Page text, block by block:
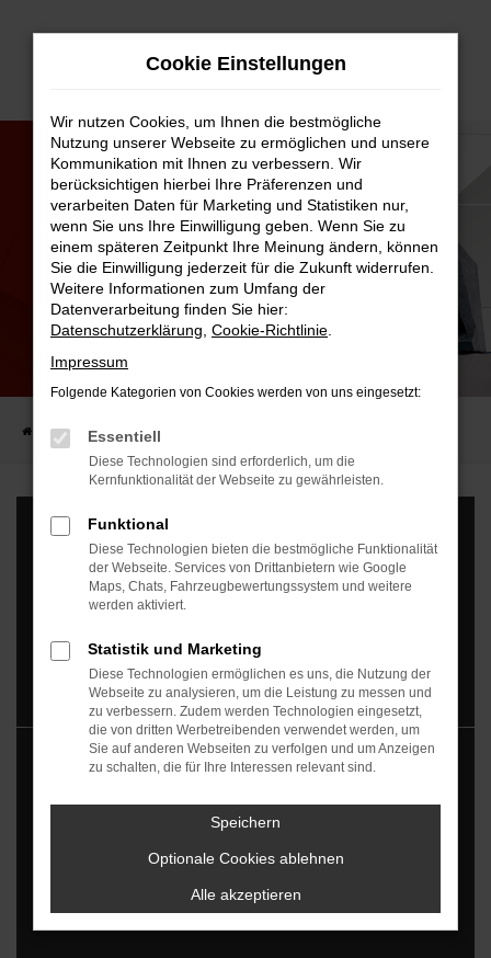
Zum
AGB
Allgemeine Geschäftsbedingungen
Startseite Allgemeine Geschäftsbedingungen
AGB - Gebrauchtwagen
Cookie Einstellungen
Wir nutzen Cookies, um Ihnen die bestmögliche
Nutzung unserer Webseite zu ermöglichen und unsere
Kommunikation mit Ihnen zu verbessern. Wir
berücksichtigen hierbei Ihre Präferenzen und
verarbeiten Daten für Marketing und Statistiken nur,
wenn Sie uns Ihre Einwilligung geben. Wenn Sie zu
einem späteren Zeitpunkt Ihre Meinung ändern, können
Sie die Einwilligung jederzeit für die Zukunft widerrufen.
Weitere Informationen zum Umfang der
Datenverarbeitung finden Sie hier:
Datenschutzerklärung Cookie-Richtlinie
Impressum
Folgende Kategorien von Cookies werden von uns eingesetzt:
Essentiell
Diese Technologien sind erforderlich, um die
Kernfunktionalität der Webseite zu gewährleisten.
Funktional
Diese Technologien bieten die bestmögliche Funktionalität
der Webseite. Services von Drittanbietern wie Google
Maps, Chats, Fahrzeugbewertungssystem und weitere
werden aktiviert.
Statistik und Marketing
Diese Technologien ermöglichen es uns, die Nutzung der
Webseite zu analysieren, um die Leistung zu messen und
zu verbessern. Zudem werden Technologien eingesetzt,
die von dritten Werbetreibenden verwendet werden, um
Sie auf anderen Webseiten zu verfolgen und um Anzeigen
zu schalten, die für Ihre Interessen relevant sind.
Speichern
Optionale Cookies ablehnen
Alle akzeptieren